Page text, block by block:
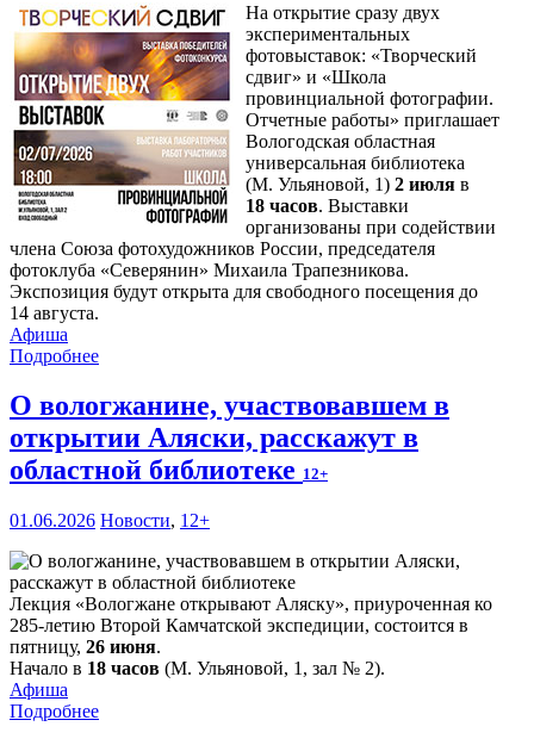
На открытие сразу двух
экспериментальных
фотовыставок: «Творческий
сдвиг» и «Школа
провинциальной фотографии.
Отчетные работы» приглашает
Вологодская областная
универсальная библиотека
(М. Ульяновой, 1) 2 июля в
18 часов. Выставки
организованы при содействии
члена Союза фотохудожников России, председателя
фотоклуба «Северянин» Михаила Трапезникова.
Экспозиция будут открыта для свободного посещения до
14 августа.
Афиша
Подробнее
О вологжанине, участвовавшем в
открытии Аляски, расскажут в
областной библиотеке 12+
01.06.2026 Новости, 12+
Лекция «Вологжане открывают Аляску», приуроченная ко
285-летию Второй Камчатской экспедиции, состоится в
пятницу, 26 июня.
Начало в 18 часов (М. Ульяновой, 1, зал № 2).
Афиша
Подробнее